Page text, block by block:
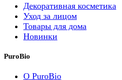
Декоративная косметика
Уход за лицом
Товары для дома
Новинки
PuroBio
О PuroBio